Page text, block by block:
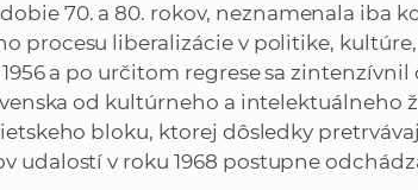
70. a 80. rokov, neznamenala iba
procesu liberalizácie v politike,
a po určitom regrese sa zintenzívnil
od kultúrneho a intelektuálneho
bloku, ktorej dôsledky
udalostí v roku 1968 postupne